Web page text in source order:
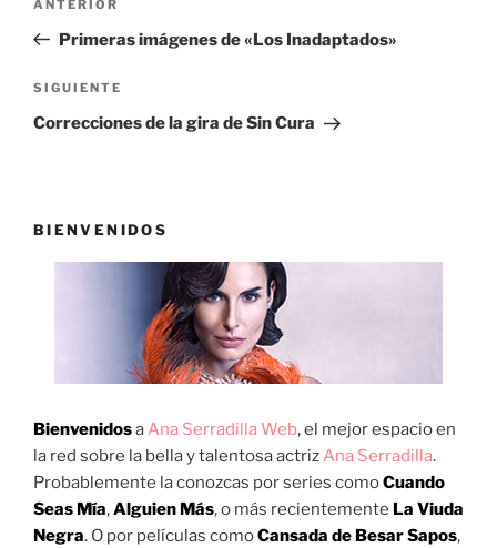
entradas
Entrada
anterior:
ANTERIOR
Primeras imágenes de «Los Inadaptados»
Siguiente
entrada
SIGUIENTE
Correcciones de la gira de Sin Cura
BIENVENIDOS
BienvenidosaAna Serradilla Web, el mejor espacio en
la red sobre la bella y talentosa actrizAna Serradilla.
Probablemente la conozcas por series comoCuando
Seas Mía,Alguien Más, o más recientemente La Viuda
Negra. O por películas comoCansada de Besar Sapos,